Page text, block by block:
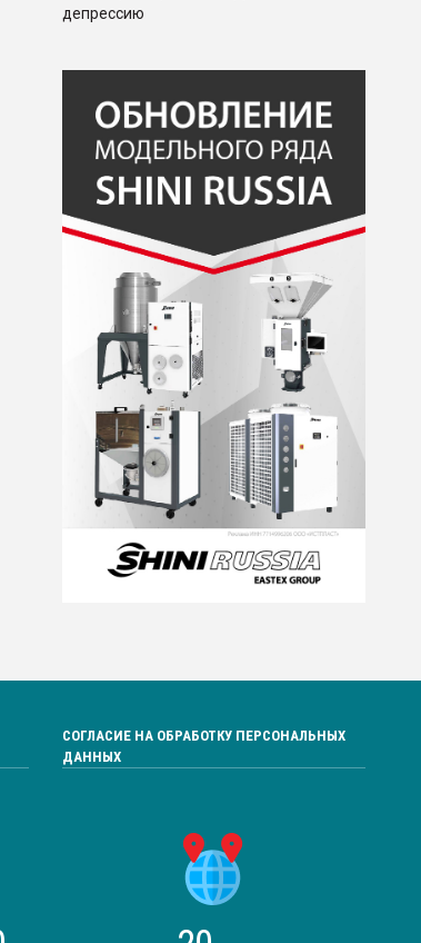
депрессию
СОГЛАСИЕ НА ОБРАБОТКУ ПЕРСОНАЛЬНЫХ
ДАННЫХ